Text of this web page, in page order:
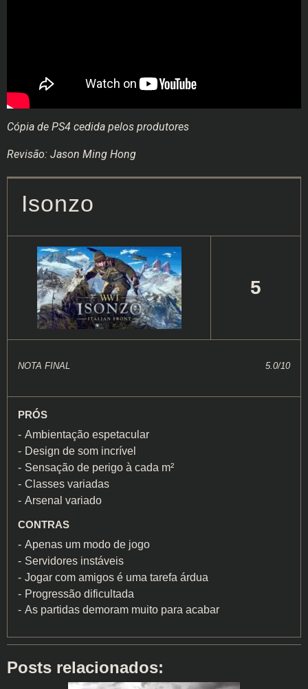
Cópia de PS4 cedida pelos produtores
Revisão: Jason Ming Hong
Isonzo
5
NOTA FINAL 5.0/10
PRÓS
Ambientação espetacular
Design de som incrível
Sensação de perigo à cada m²
Classes variadas
Arsenal variado
CONTRAS
Apenas um modo de jogo
Servidores instáveis
Jogar com amigos é uma tarefa árdua
Progressão dificultada
As partidas demoram muito para acabar
Posts relacionados: